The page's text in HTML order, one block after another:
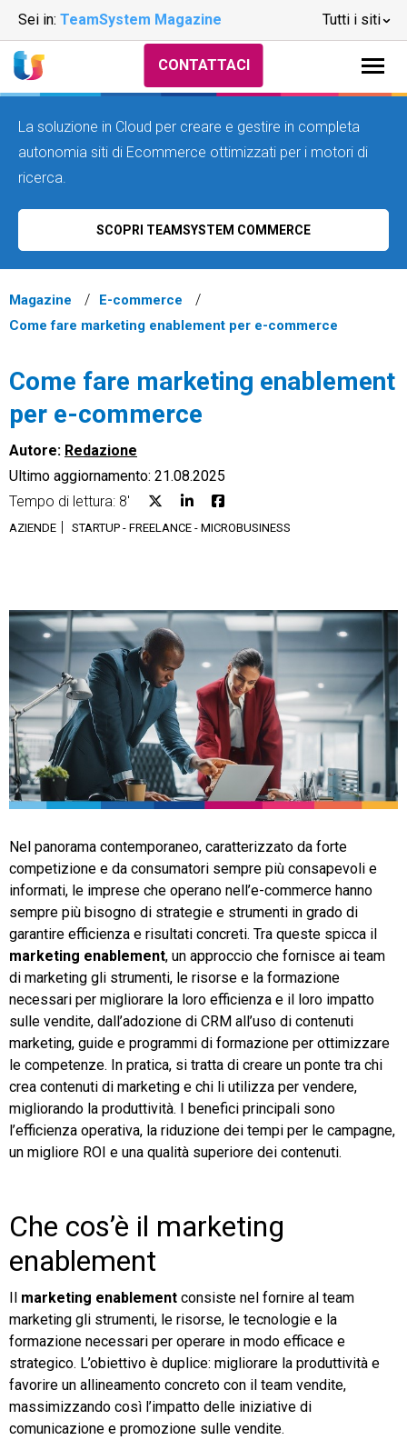
Sei in: TeamSystem Magazine Tutti i siti
CRM
Fatturazione
Financial Solutions
HR
Trust Services
TeamSystem Corporate
TeamSystem Store
CONTATTACI
La soluzione in Cloud per creare e gestire in completa
autonomia siti di Ecommerce ottimizzati per i motori di
ricerca.
SCOPRI TEAMSYSTEM COMMERCE
Magazine
E-commerce
Come fare marketing enablement per e-commerce
Come fare marketing enablement
per e-commerce
Autore: Redazione
Ultimo aggiornamento: 21.08.2025
Tempo di lettura: 8'
AZIENDE STARTUP - FREELANCE - MICROBUSINESS
Nel panorama contemporaneo, caratterizzato da forte
competizione e da consumatori sempre più consapevoli e
informati, le imprese che operano nell’e-commerce hanno
sempre più bisogno di strategie e strumenti in grado di
garantire efficienza e risultati concreti. Tra queste spicca il
marketing enablement, un approccio che fornisce ai team
di marketing gli strumenti, le risorse e la formazione
necessari per migliorare la loro efficienza e il loro impatto
sulle vendite, dall’adozione di CRM all’uso di contenuti
marketing, guide e programmi di formazione per ottimizzare
le competenze. In pratica, si tratta di creare un ponte tra chi
crea contenuti di marketing e chi li utilizza per vendere,
migliorando la produttività. I benefici principali sono
l’efficienza operativa, la riduzione dei tempi per le campagne,
un migliore ROI e una qualità superiore dei contenuti.
Che cos’è il marketing
enablement
marketing enablement consiste nel fornire al team
marketing gli strumenti, le risorse, le tecnologie e la
formazione necessari per operare in modo efficace e
strategico. L’obiettivo è duplice: migliorare la produttività e
favorire un allineamento concreto con il team vendite,
massimizzando così l’impatto delle iniziative di
comunicazione e promozione sulle vendite.